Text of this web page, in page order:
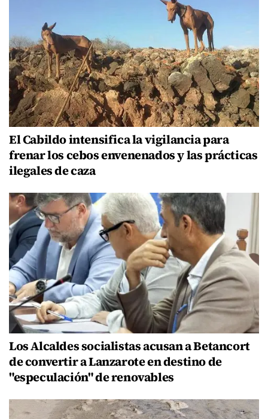
El Cabildo intensifica la vigilancia para
frenar los cebos envenenados y las prácticas
ilegales de caza
Los Alcaldes socialistas acusan a Betancort
de convertir a Lanzarote en destino de
"especulación" de renovables